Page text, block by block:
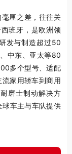
厘之差，往往关
班牙，是欧洲领
发与制造超过50
中东、亚太等80
多个型号、适配
家用轿车到商用
磨士制动解决方
车主与车队提供